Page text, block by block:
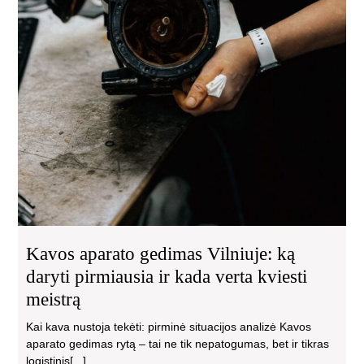
Kavos aparato gedimas Vilniuje: ką
daryti pirmiausia ir kada verta kviesti
meistrą
Kai kava nustoja tekėti: pirminė situacijos analizė Kavos
aparato gedimas rytą – tai ne tik nepatogumas, bet ir tikras
logistinis[...]